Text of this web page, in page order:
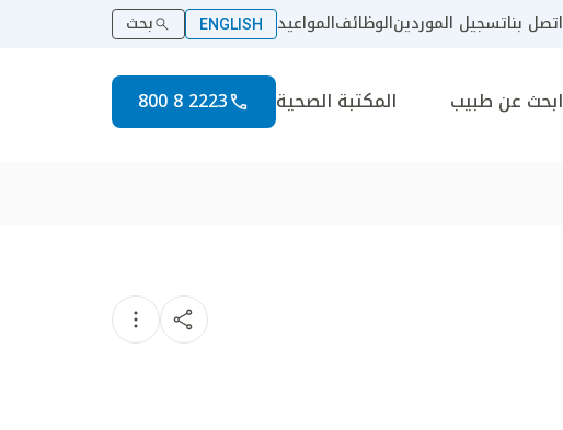
اتصل بناتسجيل الموردينالوظائفالمواعيد ENGLISH بحث
ابحث عن طبيب المكتبة الصحية 2223 8 800